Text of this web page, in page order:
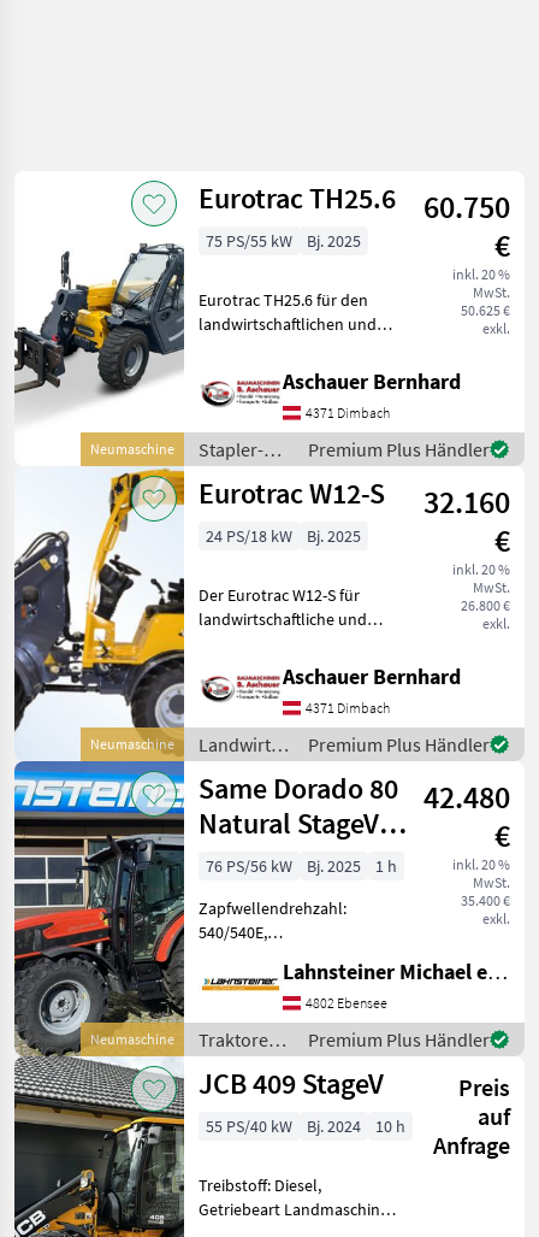
Neumaschine
Eurotrac TH25.6
60.750
€
inkl. 20 %
MwSt.
50.625 €
exkl.
75 PS/55 kW Bj. 2025
Eurotrac TH25.6 für den
landwirtschaftlichen und
Standardmäßig
ausgestattet mit: Kubota
StageV Motor Antrieb 4×4
und 4 Radsteuerung Zus
Aschauer Bernhard
4371 Dimbach
Stapler-
und
Lagertechnik
Premium Plus Händler
Neumaschine
Eurotrac W12-S
32.160
€
inkl. 20 %
MwSt.
26.800 €
exkl.
24 PS/18 kW Bj. 2025
Der Eurotrac W12-S für
landwirtschaftliche und
ausgestattet mit: Kubota
StageV Motor Extra Hydr.
Funktion am Joystick Hydr.
Schneller Wec
Aschauer Bernhard
4371 Dimbach
Landwirtsch.
Motorfahrzeuge
/ Eurotrac
Premium Plus Händler
Neumaschine
Same Dorado 80
Natural StageV -
Aktionsangebot
42.480
€
inkl. 20 %
MwSt.
35.400 €
exkl.
76 PS/56 kW Bj. 2025
1 h
Zapfwellendrehzahl:
540/540E,
automatisch, Oberlenker
hinten: mechanisch,
Bolzengröße
Anhängevorrichtung (mm):
38mm, Abgasstufe: Tier 5,
Höchstgeschwi
Lahnsteiner Michael e.U.
4802 Ebensee
Traktoren /
Same
Premium Plus Händler
JCB 409 StageV
Preis
auf
Anfrage
55 PS/40 kW Bj. 2024 10 h
Treibstoff: Diesel,
Getriebeart Landmaschine: